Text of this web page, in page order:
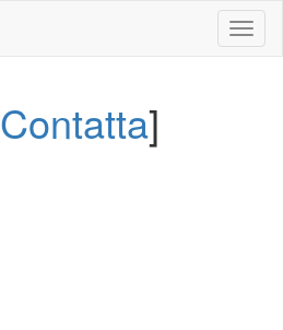
Contatta]